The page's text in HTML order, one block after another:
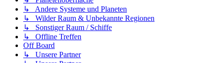
↳ Andere Systeme und Planeten
↳ Wilder Raum & Unbekannte Regionen
↳ Sonstiger Raum / Schiffe
↳ Offline Treffen
Off Board
↳ Unsere Partner